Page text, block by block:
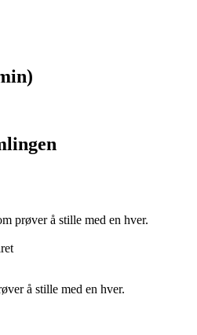
prøver å stille med en hver.
å stille med en hver.